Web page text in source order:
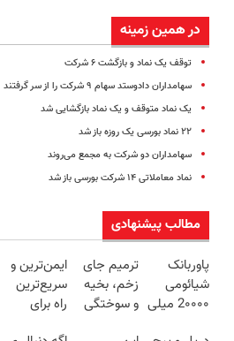
در همین زمینه
توقف یک نماد و بازگشت ۶ شرکت
سهامداران دادوستد سهام ۹ شرکت را از سر گرفتند
یک نماد متوقف و یک نماد بازگشایی شد
۲۲ نماد بورسی یک روزه باز شد
سهامداران دو شرکت به مجمع می‌روند
نماد معاملاتی ۱۴ شرکت بورسی باز شد
مطالب پیشنهادی
پاوربانک
شیائومی
2۰۰۰۰ میلی
ترمیم جای
زخم، بخیه
و سوختگی
ایمن‌ترین و
سریع‌ترین
راه برای